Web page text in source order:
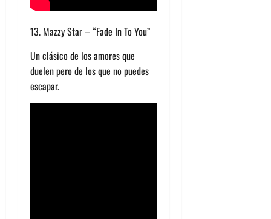
13. Mazzy Star – “Fade In To You”
Un clásico de los amores que
duelen pero de los que no puedes
escapar.